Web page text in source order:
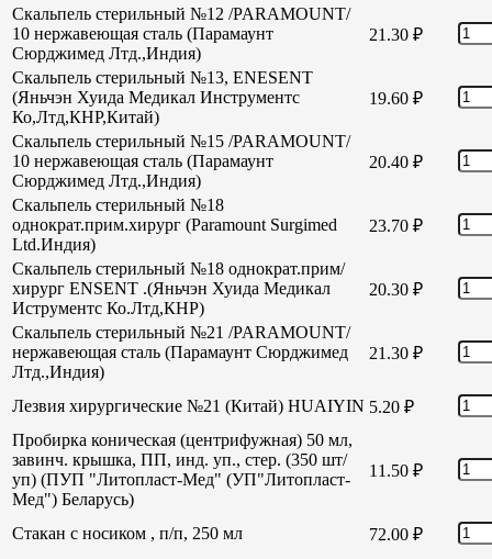
Скальпель стерильный №12 /PARAMOUNT/
10 нержавеющая сталь (Парамаунт
Сюрджимед Лтд.,Индия)
21.30 ₽
Скальпель стерильный №13, ENESENT
(Яньчэн Хуида Медикал Инструментс
Ко,Лтд,КНР,Китай)
19.60 ₽
Скальпель стерильный №15 /PARAMOUNT/
10 нержавеющая сталь (Парамаунт
Сюрджимед Лтд.,Индия)
20.40 ₽
Скальпель стерильный №18
однократ.прим.хирург (Paramount Surgimed
Ltd.Индия)
23.70 ₽
Скальпель стерильный №18 однократ.прим/
хирург ENSENT .(Яньчэн Хуида Медикал
Иструментс Ко.Лтд,КНР)
20.30 ₽
Скальпель стерильный №21 /PARAMOUNT/
нержавеющая сталь (Парамаунт Сюрджимед
Лтд.,Индия)
21.30 ₽
Лезвия хирургические №21 (Китай) HUAIYIN 5.20 ₽
Пробирка коническая (центрифужная) 50 мл,
завинч. крышка, ПП, инд. уп., стер. (350 шт/
уп) (ПУП "Литопласт-Мед" (УП"Литопласт-
Мед") Беларусь)
11.50 ₽
Стакан с носиком , п/п, 250 мл 72.00 ₽